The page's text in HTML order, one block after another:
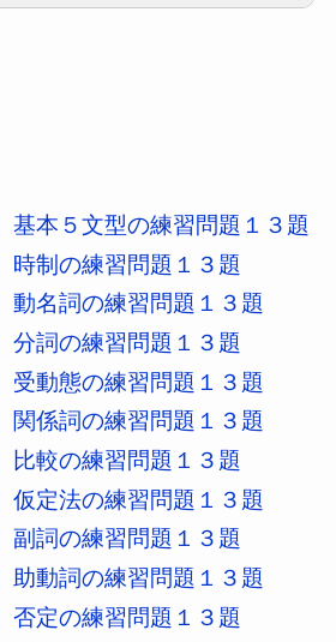
、「O(人)に～するように
意味
基本５文型の練習問題１３題
時制の練習問題１３題
動名詞の練習問題１３題
分詞の練習問題１３題
受動態の練習問題１３題
関係詞の練習問題１３題
比較の練習問題１３題
仮定法の練習問題１３題
副詞の練習問題１３題
助動詞の練習問題１３題
否定の練習問題１３題